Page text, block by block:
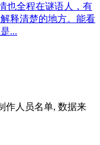
也全程在谜语人，有
释清楚的地方。能看
...
作人员名单, 数据来